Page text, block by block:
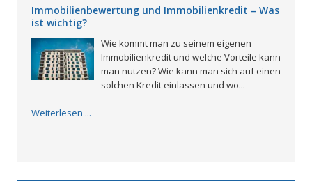
Immobilienbewertung und Immobilienkredit – Was
ist wichtig?
Wie kommt man zu seinem eigenen
Immobilienkredit und welche Vorteile kann
man nutzen? Wie kann man sich auf einen
solchen Kredit einlassen und wo...
Weiterlesen ...